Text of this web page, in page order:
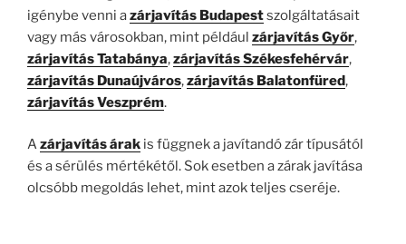
igénybe venni azárjavítás Budapestszolgáltatásait
vagy más városokban, mint például zárjavítás Győr,
zárjavítás Tatabánya,zárjavítás Székesfehérvár,
zárjavítás Dunaújváros,zárjavítás Balatonfüred,
zárjavítás Veszprém.
Azárjavítás árak is függnek a javítandó zár típusától
és a sérülés mértékétől. Sok esetben a zárak javítása
olcsóbb megoldás lehet, mint azok teljes cseréje.